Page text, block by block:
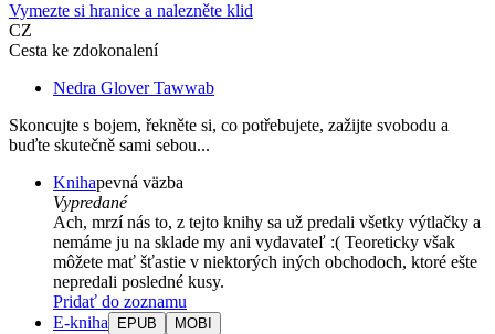
Vymezte si hranice a nalezněte klid
CZ
Cesta ke zdokonalení
Nedra Glover Tawwab
Skoncujte s bojem, řekněte si, co potřebujete, zažijte svobodu a
buďte skutečně sami sebou...
Knihapevná väzba
Vypredané
Ach, mrzí nás to, z tejto knihy sa už predali všetky výtlačky a
nemáme ju na sklade my ani vydavateľ :( Teoreticky však
môžete mať šťastie v niektorých iných obchodoch, ktoré ešte
nepredali posledné kusy.
Pridať do zoznamu
E-kniha
EPUB MOBI